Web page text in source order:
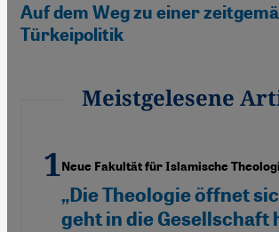
Auf dem Weg zu einer
Türkeipolitik
Meistgelesene
Neue Fakultät für Islamische
„Die Theologie öffnet
geht in die Gesellschaft